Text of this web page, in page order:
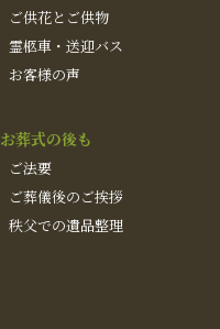
ご供花とご供物
霊柩車・送迎バス
お客様の声
お葬式の後も
ご法要
ご葬儀後のご挨拶
秩父での遺品整理